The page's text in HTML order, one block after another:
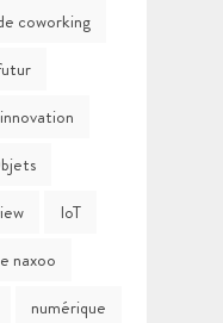
coworking
innovation
IoT
naxoo
numérique